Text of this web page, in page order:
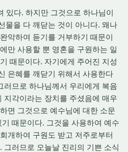
있다. 하지만 그것으로 하나님이
물을 다 깨닫는 것이 아니다. 왜나
악하여 듣기를 거부하기 때문이
만 사용할 뿐 영혼을 구원하는 일
때문이다. 자기에게 주어진 지성
은혜를 깨닫기 위해서 사용한다
러므로 하나님께서 우리에게 복음
지각이라는 장치를 주셨음에 매우
면 그것으로 예수님에 대한 소문
때문이다. 그것을 사용하여 예수
개하여 구원도 받고 저주로부터
그러므로 오늘날 진리의 기쁜 소식